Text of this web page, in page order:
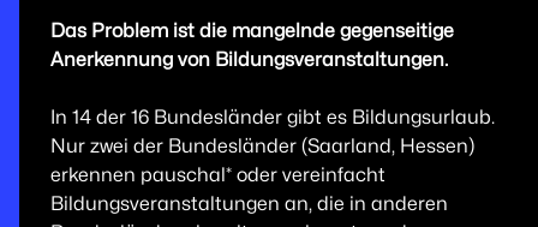
Das Problem ist die mangelnde gegenseitige
Anerkennung von Bildungsveranstaltungen.
In 14 der 16 Bundesländer gibt es Bildungsurlaub.
Nur zwei der Bundesländer (Saarland, Hessen)
erkennen pauschal* oder vereinfacht
Bildungsveranstaltungen an, die in anderen